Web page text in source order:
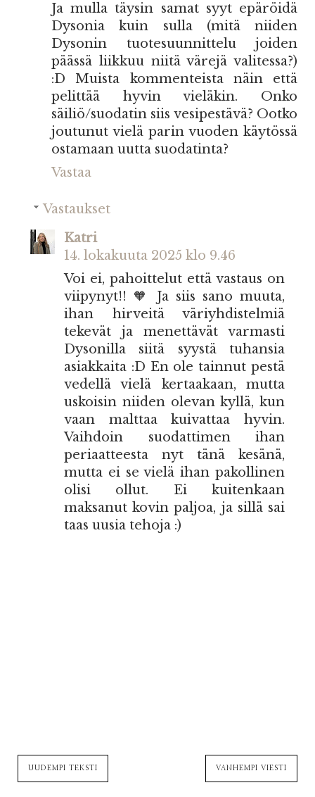
Ja mulla täysin samat syyt epäröidä
Dysonia kuin sulla (mitä niiden
Dysonin tuotesuunnittelu joiden
päässä liikkuu niitä värejä valitessa?)
:D Muista kommenteista näin että
pelittää hyvin vieläkin. Onko
säiliö/suodatin siis vesipestävä? Ootko
joutunut vielä parin vuoden käytössä
ostamaan uutta suodatinta?
Vastaa
Vastaukset
Katri
14. lokakuuta 2025 klo 9.46
Voi ei, pahoittelut että vastaus on
viipynyt!! 🧡 Ja siis sano muuta,
ihan hirveitä väriyhdistelmiä
tekevät ja menettävät varmasti
Dysonilla siitä syystä tuhansia
asiakkaita :D En ole tainnut pestä
vedellä vielä kertaakaan, mutta
uskoisin niiden olevan kyllä, kun
vaan malttaa kuivattaa hyvin.
Vaihdoin suodattimen ihan
periaatteesta nyt tänä kesänä,
mutta ei se vielä ihan pakollinen
olisi ollut. Ei kuitenkaan
maksanut kovin paljoa, ja sillä sai
taas uusia tehoja :)
UUDEMPI TEKSTI VANHEMPI VIESTI